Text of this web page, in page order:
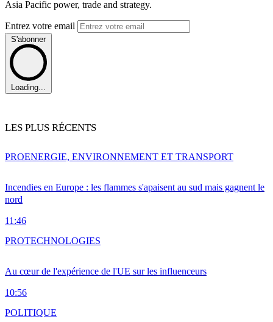
Asia Pacific power, trade and strategy.
Entrez votre email
S'abonner
Loading...
LES PLUS RÉCENTS
Incendies en Europe : les flammes s'apaisent au sud mais gagnent le
nord
11:46
PROENERGIE, ENVIRONNEMENT ET TRANSPORT
Au cœur de l'expérience de l'UE sur les influenceurs
10:56
PROTECHNOLOGIES
POLITIQUE